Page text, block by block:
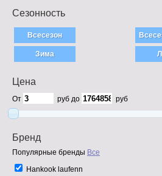
Сезонность
Цена
От руб до руб
Бренд
Популярные бренды Все
Hankook laufenn